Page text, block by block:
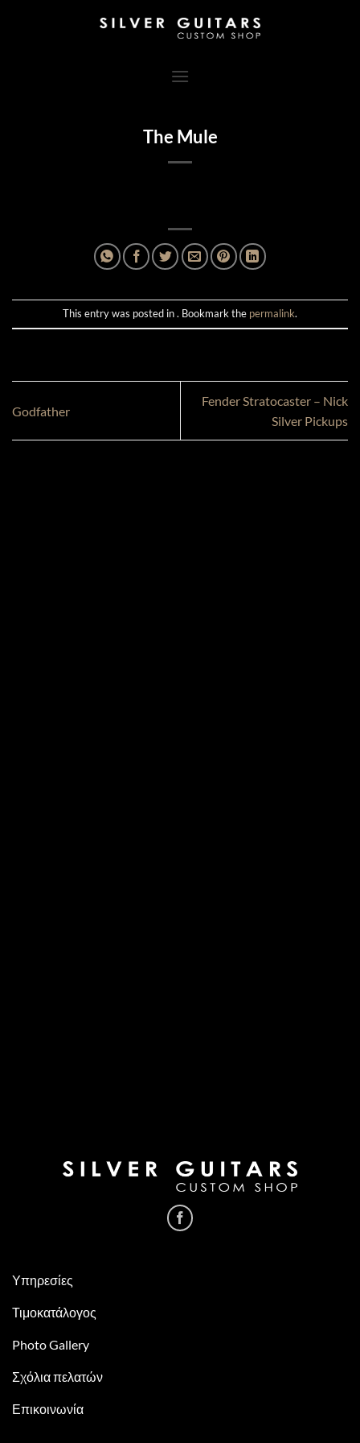
The Mule
This entry was posted in . Bookmark the permalink.
Godfather
Fender Stratocaster – Nick
Silver Pickups
Υπηρεσίες
Τιμοκατάλογος
Photo Gallery
Σχόλια πελατών
Επικοινωνία